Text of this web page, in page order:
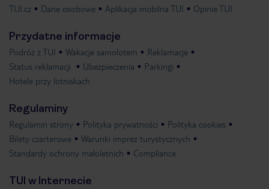
TUI.cz
Dane osobowe Aplikacja mobilna TUI Opinie TUI
Przydatne informacje
Podróż z TUI Wakacje samolotem
Reklamacje
Status reklamacji
Ubezpieczenia
Parkingi
Hotele przy lotniskach
Regulaminy
Regulamin strony Polityka prywatności
Polityka cookies
Bilety czarterowe
Warunki imprez turystycznych
Standardy ochrony małoletnich
Compliance
TUI w Internecie